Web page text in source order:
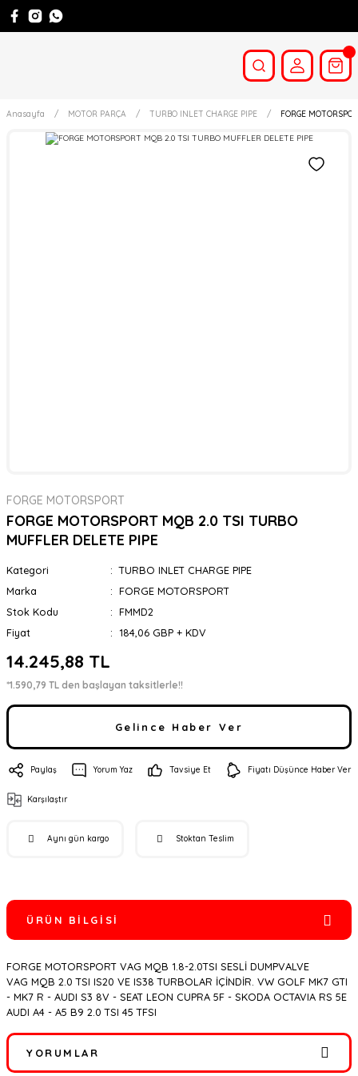
Anasayfa MOTOR PARÇA TURBO INLET CHARGE PIPE FORGE
FORGE MOTORSPORT
FORGE MOTORSPORT MQB 2.0 TSI TURBO
MUFFLER DELETE PIPE
Kategori
TURBO INLET CHARGE PIPE
Marka
FORGE MOTORSPORT
Stok Kodu
FMMD2
Fiyat
184,06 GBP + KDV
14.245,88 TL
*1.590,79 TL den başlayan taksitlerle!!
Gelince Haber Ver
Paylaş Yorum Yaz Tavsiye Et Fiyatı Düşünce Haber Ver
Karşılaştır
Aynı gün kargo Stoktan Teslim
ÜRÜN BILGISI
FORGE MOTORSPORT VAG MQB 1.8-2.0TSI SESLİ DUMPVALVE
VAG MQB 2.0 TSI IS20 VE IS38 TURBOLAR İÇİNDİR. VW GOLF MK7 GTI
- MK7 R - AUDI S3 8V - SEAT LEON CUPRA 5F - SKODA OCTAVIA RS 5E
AUDI A4 - A5 B9 2.0 TSI 45 TFSI
YORUMLAR